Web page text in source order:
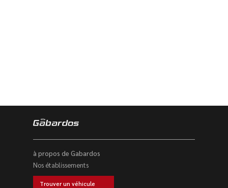
à propos de Gabardos
Nos établissements
Trouver un véhicule